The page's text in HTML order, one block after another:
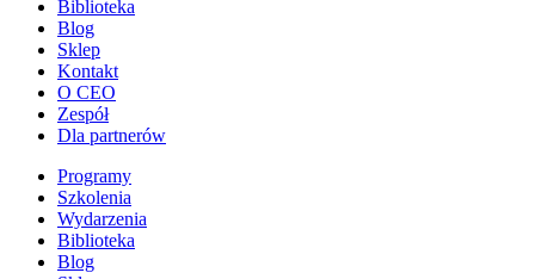
Biblioteka
Blog
Sklep
Kontakt
O CEO
Zespół
Dla partnerów
Programy
Szkolenia
Wydarzenia
Biblioteka
Blog